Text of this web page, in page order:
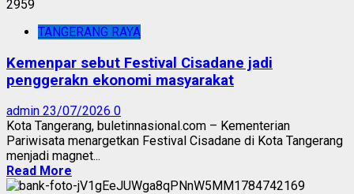
TANGERANG RAYA
Kemenpar sebut Festival Cisadane jadi
penggerakn ekonomi masyarakat
admin 23/07/2026 0
Kota Tangerang, buletinnasional.com – Kementerian
Pariwisata menargetkan Festival Cisadane di Kota Tangerang
menjadi magnet...
Read More